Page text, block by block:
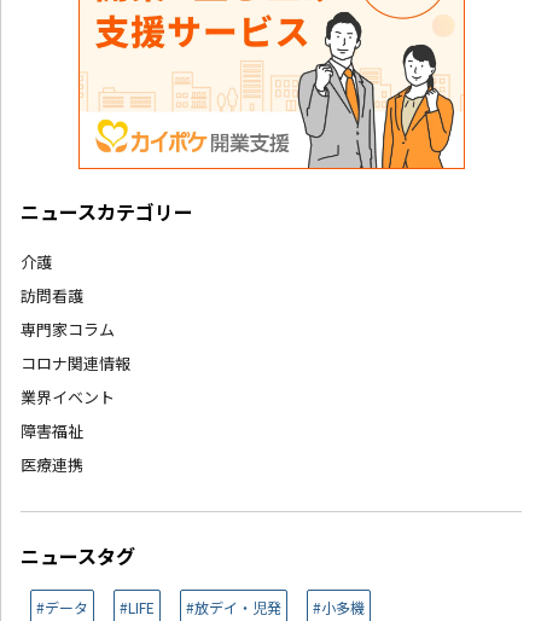
ニュースカテゴリー
介護
訪問看護
専門家コラム
コロナ関連情報
業界イベント
障害福祉
医療連携
ニュースタグ
#データ #LIFE #放デイ・児発 #小多機